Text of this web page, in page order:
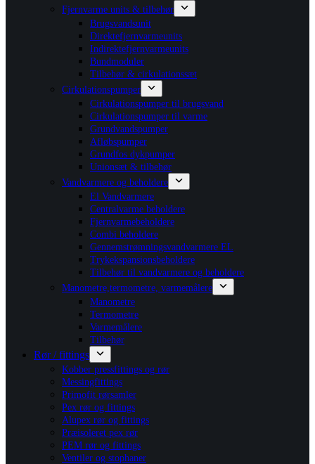
Fjernvarme units & tilbehør
Brugsvandsunit
Direktefjernvarmeunits
Indirektefjernvarmeunits
Bundmoduler
Tilbehør & cirkulationssæt
Cirkulationspumper
Cirkulationspumper til brugsvand
Cirkulationspumper til varme
Grundvandspumper
Afløbspumper
Grundfos dykpumper
Unionsæt & tilbehør
Vandvarmere og beholdere
El Vandvarmere
Centralvarme beholdere
Fjernvarmebeholdere
Combi beholdere
Gennemstrømningsvandvarmere EL
Trykekspansionsbeholdere
Tilbehør til vandvarmere og beholdere
Manometre,termometre, varmemålere
Manometre
Termometre
Varmemålere
Tilbehør
Rør / fittings
Kobber pressfittings og rør
Messingfittings
Primofit rørsamler
Pex rør og fittings
Alupex rør og fittings
Præisoleret pex rør
PEM rør og fittings
Ventiler og stophaner